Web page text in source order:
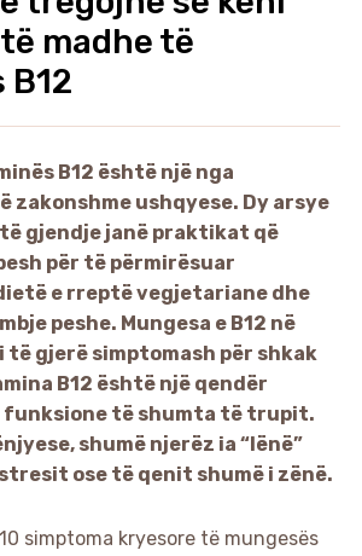
madhe të
B12 është një nga
zakonshme ushqyese. Dy arsye
gjendje janë praktikat që
për të përmirësuar
e rreptë vegjetariane dhe
peshe. Mungesa e B12 në
të gjerë simptomash për shkak
B12 është një qendër
funksione të shumta të trupit.
shumë njerëz ia “lënë”
ose të qenit shumë i zënë.
simptoma kryesore të mungesës